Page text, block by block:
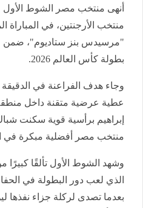
أنهى منتخب مصر الشوط الأول
منتخب الأرجنتين، في المباراة
بطولة كأس العالم 2026.
عطية عرضية متقنة داخل منطقة
إبراهيم برأسية قوية سكنت
منتخب مصر أفضلية مبكرة في
وشهد الشوط الأول تألقًا
الذي لعب دور البطولة في